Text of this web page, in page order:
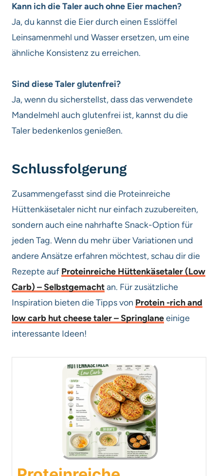
Kann ich die Taler auch ohne Eier machen?
Ja, du kannst die Eier durch einen Esslöffel
Leinsamenmehl und Wasser ersetzen, um eine
ähnliche Konsistenz zu erreichen.
Sind diese Taler glutenfrei?
Ja, wenn du sicherstellst, dass das verwendete
Mandelmehl auch glutenfrei ist, kannst du die
Taler bedenkenlos genießen.
Schlussfolgerung
Zusammengefasst sind die Proteinreiche
Hüttenkäsetaler nicht nur einfach zuzubereiten,
sondern auch eine nahrhafte Snack-Option für
jeden Tag. Wenn du mehr über Variationen und
andere Ansätze erfahren möchtest, schau dir die
Rezepte auf Proteinreiche Hüttenkäsetaler (Low
Carb) – Selbstgemachtan. Für zusätzliche
Inspiration bieten die Tipps von Protein -rich and
low carb hut cheese taler – Springlaneeinige
interessante Ideen!